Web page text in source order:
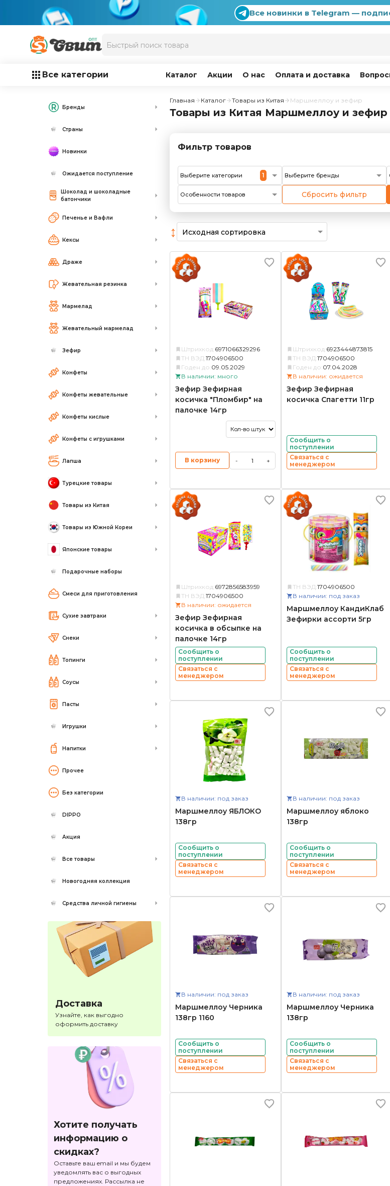
Все новинки в Telegram —
Все категории Каталог Акции О нас Оплата и доставка
Бренды
Страны
Новинки
Ожидается поступление
Шоколад и шоколадные
батончики
Печенье и Вафли
Кексы
Драже
Жевательная резинка
Мармелад
Жевательный мармелад
Зефир
Конфеты
Конфеты жевательные
Конфеты кислые
Конфеты с игрушками
Лапша
Турецкие товары
Товары из Китая
Товары из Южной Кореи
Японские товары
Подарочные наборы
Смеси для приготовления
Сухие завтраки
Снеки
Топинги
Соусы
Пасты
Игрушки
Напитки
Прочее
Без категории
DIPPO
Акция
Все товары
Новогодняя коллекция
Средства личной гигиены
Доставка
Узнайте, как выгодно
оформить доставку
Хотите получать
информацию о
скидках?
Оставьте ваш email и мы будем
уведомлять вас о выгодных
предложениях. Рассылка не
Главная Каталог Товары из Китая Маршмеллоу и зефир
Товары из Китая Маршмеллоу и зефир
Фильтр товаров
Выберите категории 1 Выберите бренды
Особенности товаров Сбросить фильтр
↕
Штрихкод: 6971066329296
ТН ВЭД: 1704906500
Годен до: 09.05.2029
В наличии: много
Зефир Зефирная
косичка "Пломбир" на
палочке 14гр
В корзину - +
Штрихкод: 6923444873815
ТН ВЭД: 1704906500
Годен до: 07.04.2028
В наличии: ожидается
Зефир Зефирная
косичка Спагетти 11гр
Сообщить о
поступлении
Связаться с
менеджером
Штрихкод: 6972856583959
ТН ВЭД: 1704906500
В наличии: ожидается
Зефир Зефирная
косичка в обсыпке на
палочке 14гр
Сообщить о
поступлении
Связаться с
менеджером
ТН ВЭД: 1704906500
В наличии: под заказ
Маршмеллоу КандиКлаб
Зефирки ассорти 5гр
Сообщить о
поступлении
Связаться с
менеджером
В наличии: под заказ
Маршмеллоу ЯБЛОКО
138гр
Сообщить о
поступлении
Связаться с
менеджером
В наличии: под заказ
Маршмеллоу яблоко
138гр
Сообщить о
поступлении
Связаться с
менеджером
В наличии: под заказ
Маршмеллоу Черника
138гр 1160
Сообщить о
поступлении
Связаться с
менеджером
В наличии: под заказ
Маршмеллоу Черника
138гр
Сообщить о
поступлении
Связаться с
менеджером